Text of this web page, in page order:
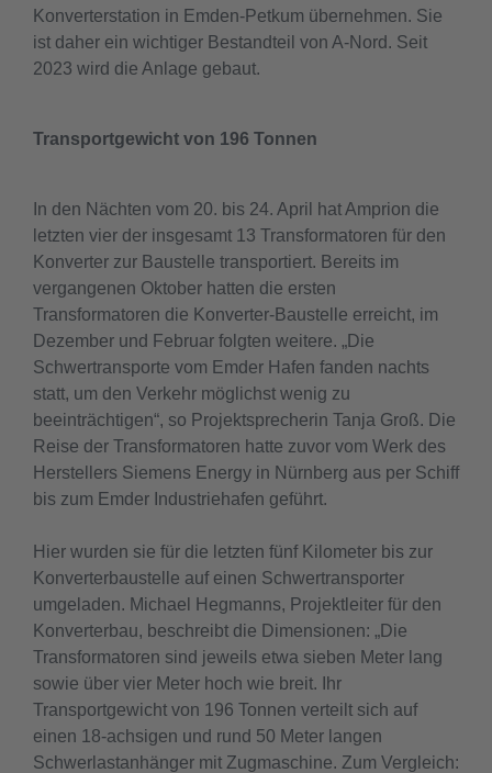
Konverterstation in Emden-Petkum übernehmen. Sie
ist daher ein wichtiger Bestandteil von A-Nord. Seit
2023 wird die Anlage gebaut.
Transportgewicht von 196 Tonnen
In den Nächten vom 20. bis 24. April hat Amprion die
letzten vier der insgesamt 13 Transformatoren für den
Konverter zur Baustelle transportiert. Bereits im
vergangenen Oktober hatten die ersten
Transformatoren die Konverter-Baustelle erreicht, im
Dezember und Februar folgten weitere. „Die
Schwertransporte vom Emder Hafen fanden nachts
statt, um den Verkehr möglichst wenig zu
beeinträchtigen“, so Projektsprecherin Tanja Groß. Die
Reise der Transformatoren hatte zuvor vom Werk des
Herstellers Siemens Energy in Nürnberg aus per Schiff
bis zum Emder Industriehafen geführt.
Hier wurden sie für die letzten fünf Kilometer bis zur
Konverterbaustelle auf einen Schwertransporter
umgeladen. Michael Hegmanns, Projektleiter für den
Konverterbau, beschreibt die Dimensionen: „Die
Transformatoren sind jeweils etwa sieben Meter lang
sowie über vier Meter hoch wie breit. Ihr
Transportgewicht von 196 Tonnen verteilt sich auf
einen 18-achsigen und rund 50 Meter langen
Schwerlastanhänger mit Zugmaschine. Zum Vergleich: